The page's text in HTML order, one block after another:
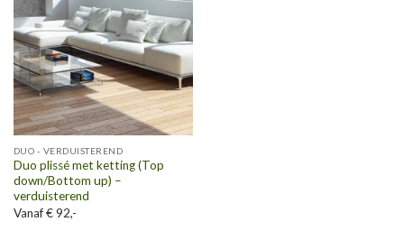
DUO - VERDUISTEREND
Duo plissé met ketting (Top
down/Bottom up) –
verduisterend
Vanaf € 92,-